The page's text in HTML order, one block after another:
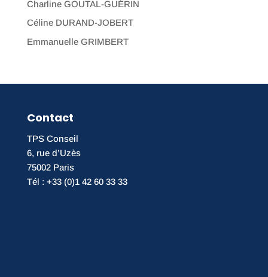
Charline GOUTAL-GUÉRIN
Céline DURAND-JOBERT
Emmanuelle GRIMBERT
Contact
TPS Conseil
6, rue d’Uzès
75002 Paris
Tél : +33 (0)1 42 60 33 33